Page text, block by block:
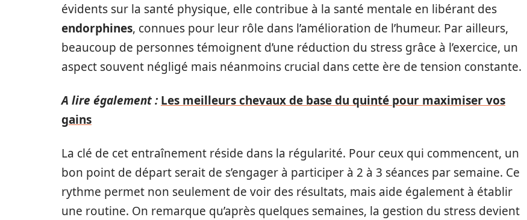
évidents sur la santé physique, elle contribue à la santé mentale en libérant des
endorphines, connues pour leur rôle dans l’amélioration de l’humeur. Par ailleurs,
beaucoup de personnes témoignent d’une réduction du stress grâce à l’exercice, un
aspect souvent négligé mais néanmoins crucial dans cette ère de tension constante.
A lire également : Les meilleurs chevaux de base du quinté pour maximiser vos
gains
La clé de cet entraînement réside dans la régularité. Pour ceux qui commencent, un
bon point de départ serait de s’engager à participer à 2 à 3 séances par semaine. Ce
rythme permet non seulement de voir des résultats, mais aide également à établir
une routine. On remarque qu’après quelques semaines, la gestion du stress devient